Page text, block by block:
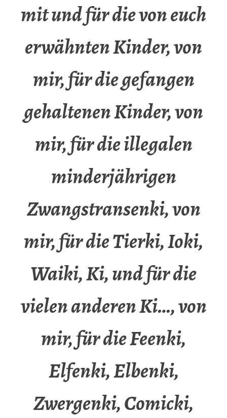
mit und für die von euch
erwähnten Kinder, von
mir, für die gefangen
gehaltenen Kinder, von
mir, für die illegalen
minderjährigen
Zwangstransenki, von
mir, für die Tierki, Ioki,
Waiki, Ki, und für die
vielen anderen Ki…, von
mir, für die Feenki,
Elfenki, Elbenki,
Zwergenki, Comicki,